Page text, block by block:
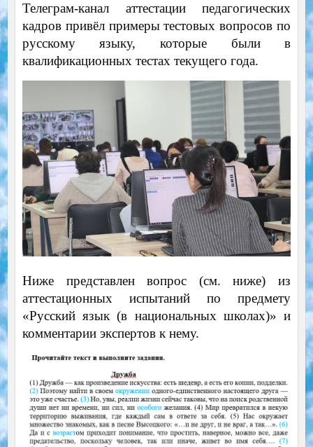
Телеграм-канал аттестации педагогических
кадров привёл примеры тестовых вопросов по
русскому языку, которые были в
квалификационных тестах текущего года.
Ниже представлен вопрос (см. ниже) из
аттестационных испытаний по предмету
«Русский язык (в национальных школах)» и
комментарии экспертов к нему.